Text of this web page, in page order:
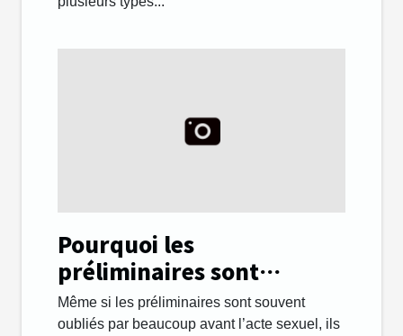
Pourquoi les
préliminaires sont
importants lors des
rapports sexuels ?
Même si les préliminaires sont souvent
oubliés par beaucoup avant l’acte sexuel, ils